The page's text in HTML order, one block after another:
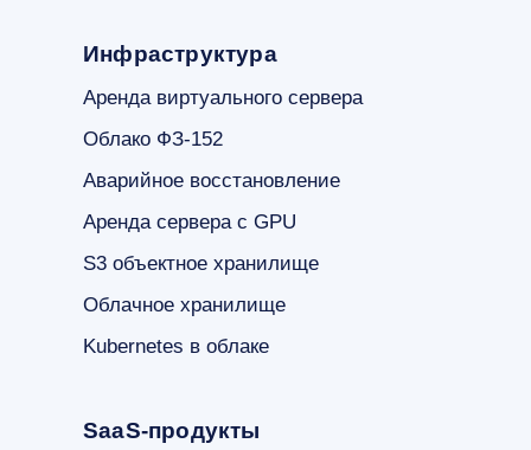
Инфраструктура
Аренда виртуального сервера
Облако ФЗ-152
Аварийное восстановление
Аренда сервера с GPU
S3 объектное хранилище
Облачное хранилище
Kubernetes в облаке
SaaS-продукты